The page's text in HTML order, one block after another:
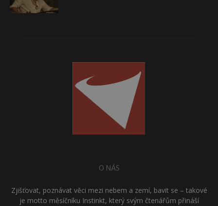
O NÁS
Zjišťovat, poznávat věci mezi nebem a zemí, bavit se – takové
je motto měsíčníku Instinkt, který svým čtenářům přináší